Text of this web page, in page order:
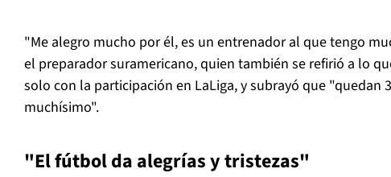
"Me alegro mucho por él, es un entrenador al que tengo
el preparador suramericano, quien también se refirió a lo
solo con la participación en LaLiga, y subrayó que "quedan
muchísimo".
"El fútbol da alegrías y tristezas"